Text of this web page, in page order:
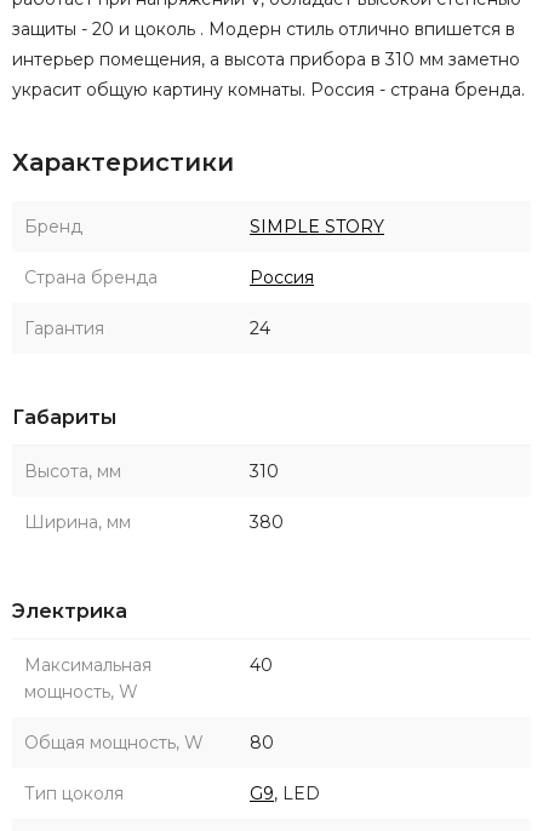
защиты - 20 и цоколь . Модерн стиль отлично впишется в
интерьер помещения, а высота прибора в 310 мм заметно
украсит общую картину комнаты. Россия - страна бренда.
Характеристики
Бренд SIMPLE STORY
Страна бренда Россия
Гарантия 24
Габариты
Высота, мм 310
Ширина, мм 380
Электрика
Максимальная
мощность, W
40
Общая мощность, W 80
Тип цоколя G9, LED